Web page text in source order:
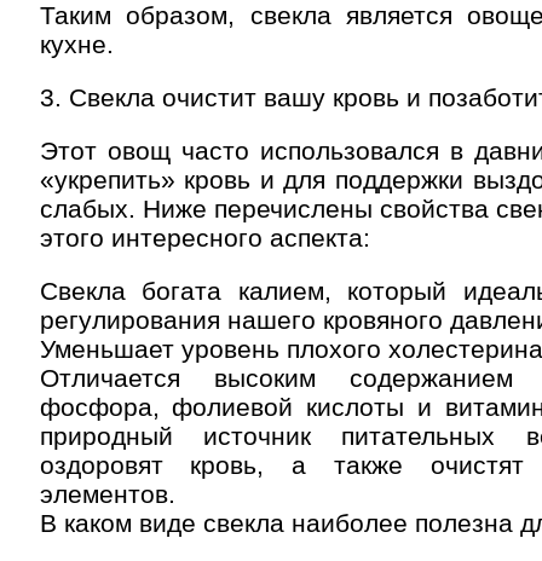
Таким образом, свекла является
кухне.
3. Свекла очистит вашу кровь и
Этот овощ часто использовался в
«укрепить» кровь и для поддержки
слабых. Ниже перечислены свойства
этого интересного аспекта:
Свекла богата калием, который
регулирования нашего кровяного
Уменьшает уровень плохого
Отличается высоким содержанием
фосфора, фолиевой кислоты и
природный источник питательных
оздоровят кровь, а также
элементов.
В каком виде свекла наиболее полезна